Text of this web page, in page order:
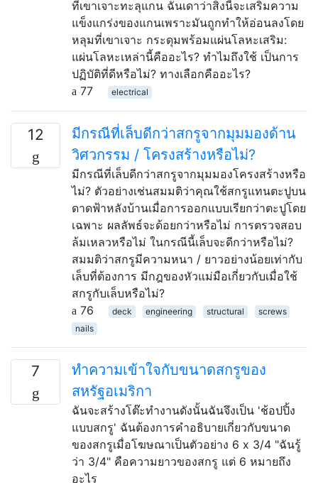
ที่เขาเจาะทะลุแกน ฉันเดาว่าสิ่งนี้จะเสริมความ
แข็งแกร่งของแกนเพราะมันถูกทำให้อ่อนลงโดย
หลุมที่เขาเจาะ กระดุมพร้อมแผ่นโลหะเสริม:
แผ่นโลหะเหล่านี้คืออะไร? ทำไมถึงใช้ เป็นการ
ปฏิบัติที่ดีหรือไม่? ทางเลือกคืออะไร?
77
electrical
12
มีกรณีที่เล็บดีกว่าสกรูจากมุมมองด้าน
วิศวกรรม / โครงสร้างหรือไม่?
มีกรณีที่เล็บดีกว่าสกรูจากมุมมองโครงสร้างหรือ
ไม่? ตัวอย่างเช่นสมมติว่าคุณใช้สกรูแทนตะปูบน
ดาดฟ้าหลังบ้านเมื่อการออกแบบเรียกว่าตะปูโดย
เฉพาะ ผลลัพธ์จะด้อยกว่าหรือไม่ การตรวจสอบ
ล้มเหลวหรือไม่ ในกรณีนี้เล็บจะดีกว่าหรือไม่?
สมมติว่าสกรูมีความหนา / ยาวอย่างน้อยเท่ากับ
เล็บที่ต้องการ มีกฎของหัวแม่มือเกี่ยวกับเมื่อใช้
สกรูกับเล็บหรือไม่?
76
deck engineering structural
screws
nails
7
ทำความเข้าใจกับขนาดสกรูของ
สหรัฐอเมริกา
ฉันจะสร้างโต๊ะทำงานดังนั้นฉันจึงเป็น 'ช้อปปิ้ง
แบบสกรู' ฉันต้องการคำอธิบายเกี่ยวกับขนาด
ของสกรูเมื่อโฆษณาเป็นตัวอย่าง 6 x 3/4 "ฉันรู้
ว่า 3/4" คือความยาวของสกรู แต่ 6 หมายถึง
อะไร